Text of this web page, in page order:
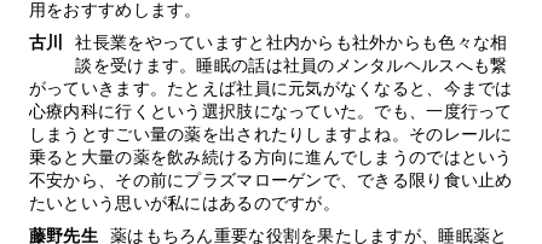
用をおすすめします。
古川
社長業をやっていますと社内からも社外からも色々な相
談を受けます。睡眠の話は社員のメンタルヘルスへも繋
がっていきます。たとえば社員に元気がなくなると、今までは
心療内科に行くという選択肢になっていた。でも、一度行って
しまうとすごい量の薬を出されたりしますよね。そのレールに
乗ると大量の薬を飲み続ける方向に進んでしまうのではという
不安から、その前にプラズマローゲンで、できる限り食い止め
たいという思いが私にはあるのですが。
藤野先生
薬はもちろん重要な役割を果たしますが、睡眠薬と